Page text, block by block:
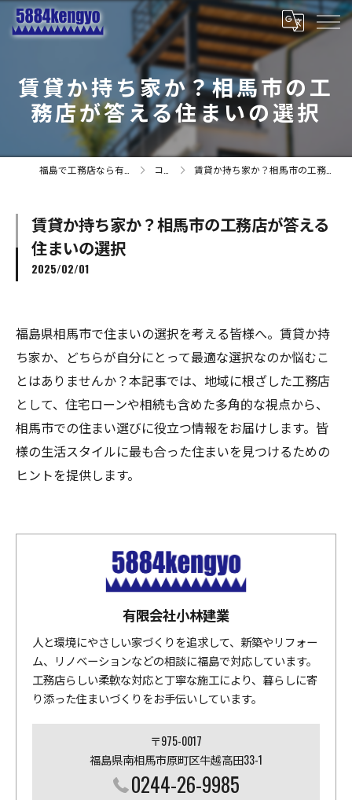
賃貸か持ち家か？相馬市の工
務店が答える住まいの選択
コラム 賃貸か持ち家か？相馬市の工務店が答える住まいの選択
賃貸か持ち家か？相馬市の工務店が答える
住まいの選択
2025/02/01
福島県相馬市で住まいの選択を考える皆様へ。賃貸か持
ち家か、どちらが自分にとって最適な選択なのか悩むこ
とはありませんか？本記事では、地域に根ざした工務店
として、住宅ローンや相続も含めた多角的な視点から、
相馬市での住まい選びに役立つ情報をお届けします。皆
様の生活スタイルに最も合った住まいを見つけるための
ヒントを提供します。
有限会社小林建業
人と環境にやさしい家づくりを追求して、新築やリフォー
ム、リノベーションなどの相談に福島で対応しています。
工務店らしい柔軟な対応と丁寧な施工により、暮らしに寄
り添った住まいづくりをお手伝いしています。
〒975-0017
福島県南相馬市原町区牛越高田33-1
0244-26-9985